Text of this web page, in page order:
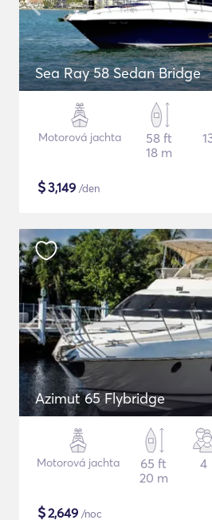
Sea Ray 58 Sedan Bridge
Motorová jachta
58 ft
18 m
$3,149 /den
Azimut 65 Flybridge
Motorová jachta
65 ft
20 m
4
$2,649 /noc